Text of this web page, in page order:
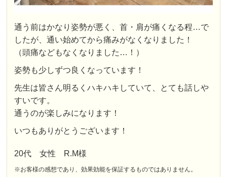
通う前はかなり姿勢が悪く、首・肩が痛くなる程…で
したが、通い始めてから痛みがなくなりました！
（頭痛などもなくなりました…！）
姿勢も少しずつ良くなっています！
先生は皆さん明るくハキハキしていて、とても話しや
すいです。
通うのが楽しみになります！
いつもありがとうございます！
20代 女性 R.M様
※お客様の感想であり、効果効能を保証するものではありません。